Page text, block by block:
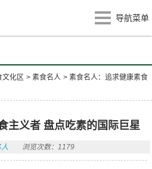
导航菜单
文化区 >素食名人 >素食名人：追求健康素食
主义者 盘点吃素的国际巨星
浏览次数：1179